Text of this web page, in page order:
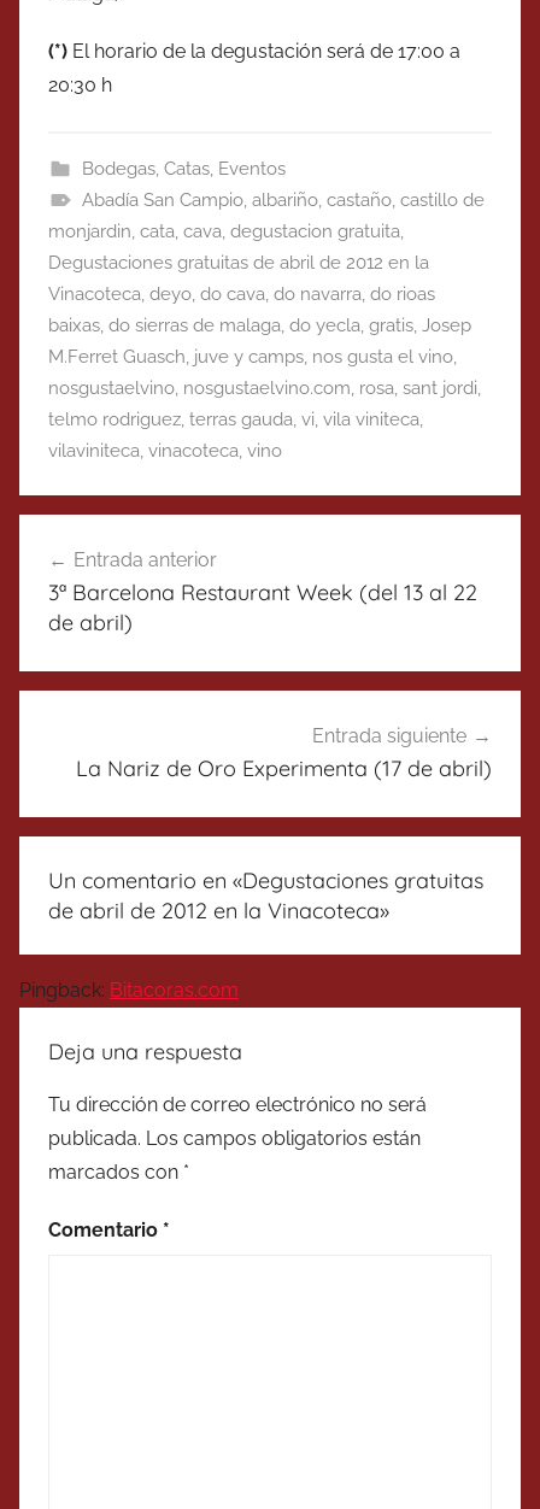
(*) El horario de la degustación será de 17:00 a
20:30 h
Bodegas, Catas, Eventos
Abadía San Campio, albariño, castaño, castillo de
monjardin, cata, cava, degustacion gratuita,
Degustaciones gratuitas de abril de 2012 en la
Vinacoteca, deyo, do cava, do navarra, do rioas
baixas, do sierras de malaga, do yecla, gratis, Josep
M.Ferret Guasch, juve y camps, nos gusta el vino,
nosgustaelvino, nosgustaelvino.com, rosa, sant jordi,
telmo rodriguez, terras gauda, vi, vila viniteca,
vilaviniteca, vinacoteca, vino
de
entradas
Entrada anterior
3ª Barcelona Restaurant Week (del 13 al 22
de abril)
Entrada siguiente
La Nariz de Oro Experimenta (17 de abril)
Un comentario en «Degustaciones gratuitas
de abril de 2012 en la Vinacoteca»
Pingback: Bitacoras.com
Deja una respuesta
Tu dirección de correo electrónico no será
publicada. Los campos obligatorios están
marcados con *
Comentario *